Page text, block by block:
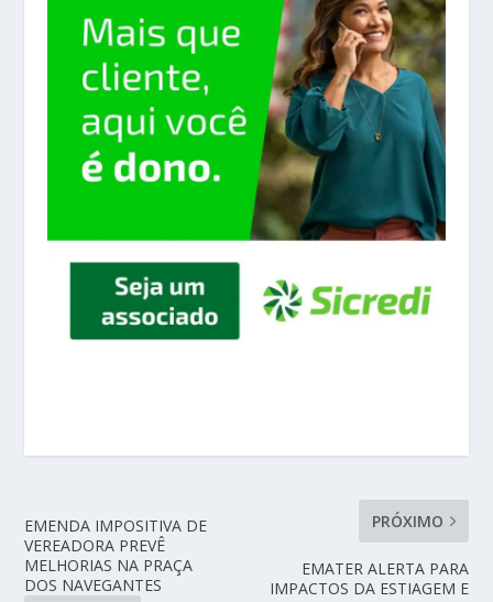
EMENDA IMPOSITIVA DE
VEREADORA PREVÊ
MELHORIAS NA PRAÇA
DOS NAVEGANTES
PRÓXIMO
EMATER ALERTA PARA
IMPACTOS DA ESTIAGEM E